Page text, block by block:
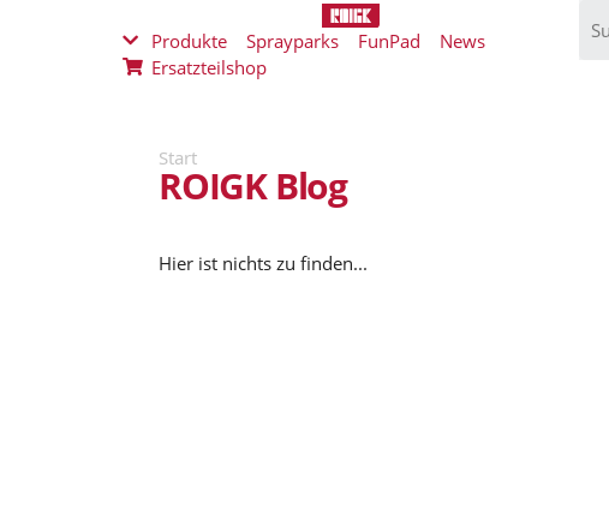
Produkte Sprayparks FunPad
News
Ersatzteilshop
Start
ROIGK Blog
Hier ist nichts zu finden...